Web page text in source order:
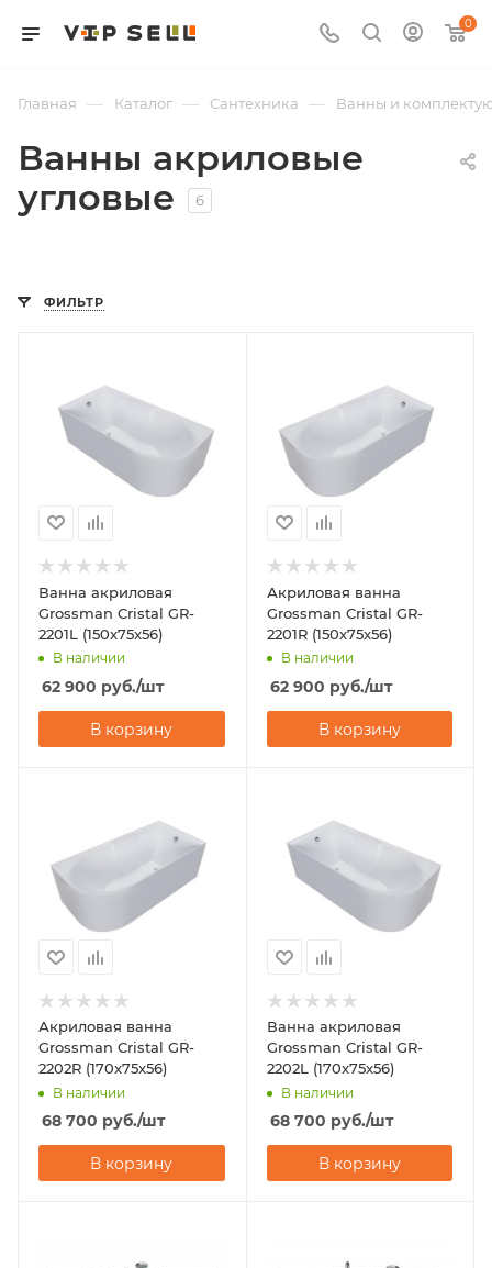
0
Главная — Каталог — Сантехника — Ванны и
Ванны акриловые
угловые
6
ФИЛЬТР
Ванна акриловая
Grossman Cristal GR-
2201L (150x75x56)
В наличии
62 900 руб./шт
В корзину
Акриловая ванна
Grossman Cristal GR-
2201R (150x75x56)
В наличии
62 900 руб./шт
В корзину
Акриловая ванна
Grossman Cristal GR-
2202R (170x75x56)
В наличии
68 700 руб./шт
В корзину
Ванна акриловая
Grossman Cristal GR-
2202L (170x75x56)
В наличии
68 700 руб./шт
В корзину